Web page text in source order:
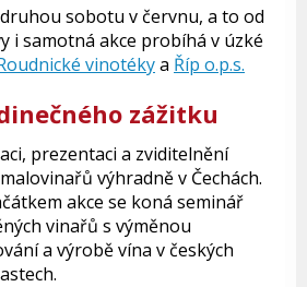
sobotu v červnu, a to od
i samotná akce probíhá v úzké
vinotékya Říp o.p.s.
zážitku
prezentaci a zviditelnění
výhradně v Čechách.
akce se koná seminář
vinařů s výměnou
a výrobě vína v českých